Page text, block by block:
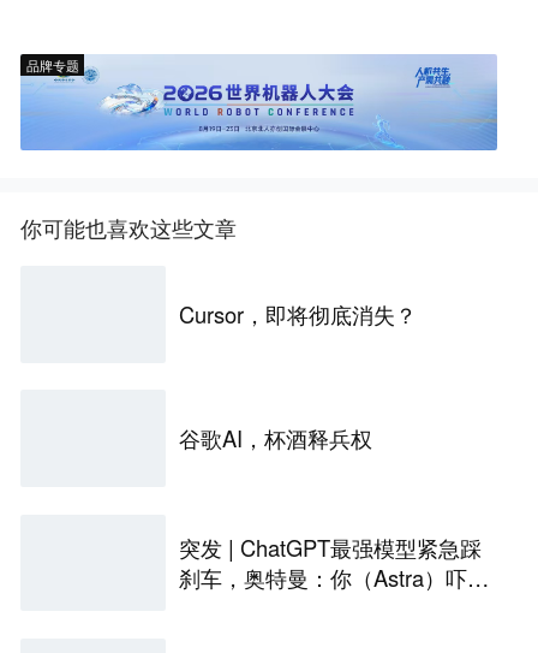
品牌专题
你可能也喜欢这些文章
Cursor，即将彻底消失？
谷歌AI，杯酒释兵权
突发 | ChatGPT最强模型紧急踩
刹车，奥特曼：你（Astra）吓到